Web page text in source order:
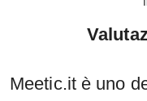
Meetic.it è uno